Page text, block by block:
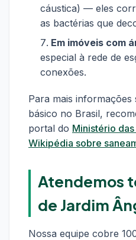
cáustica) — eles
as bactérias que
Em imóveis com
especial à rede de
conexões.
Para mais
básico no Brasil,
portal do Ministério
Wikipédia sobre
Atendemos
de Jardim
Nossa equipe cobre